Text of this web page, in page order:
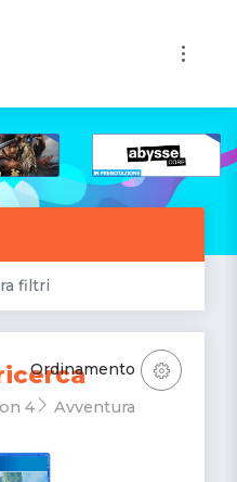
filtri
4 Avventura
Ordinamento